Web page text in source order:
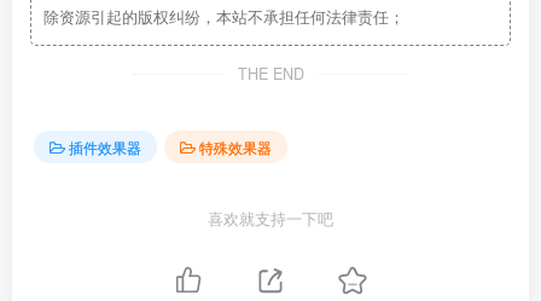
除资源引起的版权纠纷，本站不承担任何法律责任；
THE END
插件效果器 特殊效果器
喜欢就支持一下吧